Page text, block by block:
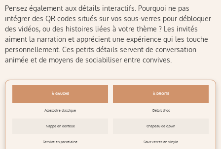
Pensez également aux détails interactifs. Pourquoi ne pas
intégrer des QR codes situés sur vos sous-verres pour débloquer
des vidéos, ou des histoires liées à votre thème ? Les invités
aiment la narration et apprécient une expérience qui les touche
personnellement. Ces petits détails servent de conversation
animée et de moyens de sociabiliser entre convives.
À GAUCHE À DROITE
Accessoire classique Détail choc
Nappe en dentelle Chapeau de clown
Service en porcelaine Sous-verres en vinyle